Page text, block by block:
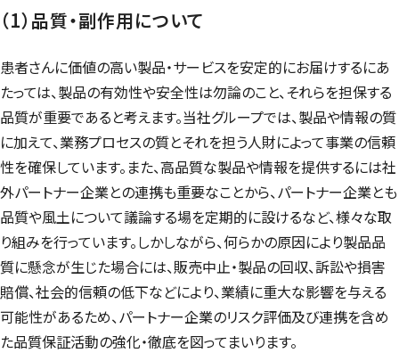
（1）品質・副作用について
患者さんに価値の高い製品・サービスを安定的にお届けするにあ
たっては、製品の有効性や安全性は勿論のこと、それらを担保する
品質が重要であると考えます。当社グループでは、製品や情報の質
に加えて、業務プロセスの質とそれを担う人財によって事業の信頼
性を確保しています。また、高品質な製品や情報を提供するには社
外パートナー企業との連携も重要なことから、パートナー企業とも
品質や風土について議論する場を定期的に設けるなど、様々な取
り組みを行っています。しかしながら、何らかの原因により製品品
質に懸念が生じた場合には、販売中止・製品の回収、訴訟や損害
賠償、社会的信頼の低下などにより、業績に重大な影響を与える
可能性があるため、パートナー企業のリスク評価及び連携を含め
た品質保証活動の強化・徹底を図ってまいります。